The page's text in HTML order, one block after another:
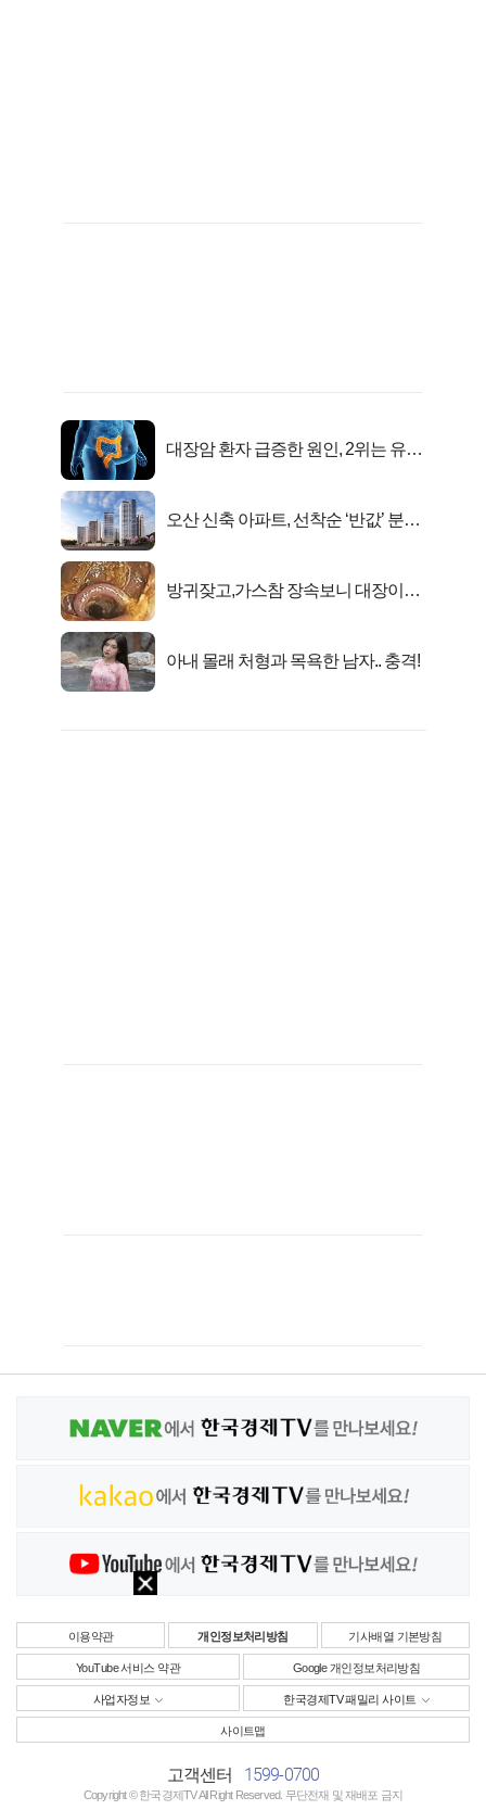
대장암 환자 급증한 원인, 2위는 유산
오산 신축 아파트, 선착순 ‘반값’ 분양
방귀잦고,가스참 장속보니 대장이아
아내 몰래 처형과 목욕한 남자.. 충격!
이용약관 개인정보처리방침 기사배열 기본방침
YouTube 서비스 약관 Google 개인정보처리방침
사업자정보 한국경제TV 패밀리 사이트
사이트맵
고객센터 1599-0700
Copyright © 한국경제TV All Right Reserved. 무단전재 및 재배포 금지